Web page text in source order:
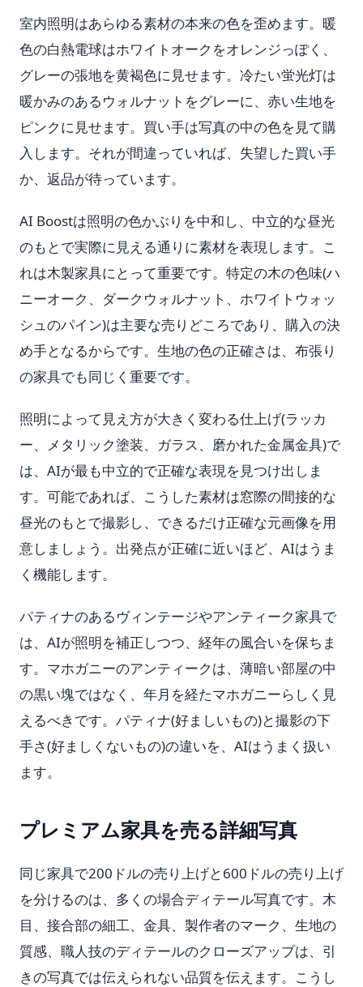
室内照明はあらゆる素材の本来の色を歪めます。暖
色の白熱電球はホワイトオークをオレンジっぽく、
グレーの張地を黄褐色に見せます。冷たい蛍光灯は
暖かみのあるウォルナットをグレーに、赤い生地を
ピンクに見せます。買い手は写真の中の色を見て購
入します。それが間違っていれば、失望した買い手
か、返品が待っています。
AI Boostは照明の色かぶりを中和し、中立的な昼光
のもとで実際に見える通りに素材を表現します。こ
れは木製家具にとって重要です。特定の木の色味(ハ
ニーオーク、ダークウォルナット、ホワイトウォッ
シュのパイン)は主要な売りどころであり、購入の決
め手となるからです。生地の色の正確さは、布張り
の家具でも同じく重要です。
照明によって見え方が大きく変わる仕上げ(ラッカ
ー、メタリック塗装、ガラス、磨かれた金属金具)で
は、AIが最も中立的で正確な表現を見つけ出しま
す。可能であれば、こうした素材は窓際の間接的な
昼光のもとで撮影し、できるだけ正確な元画像を用
意しましょう。出発点が正確に近いほど、AIはうま
く機能します。
パティナのあるヴィンテージやアンティーク家具で
は、AIが照明を補正しつつ、経年の風合いを保ちま
す。マホガニーのアンティークは、薄暗い部屋の中
の黒い塊ではなく、年月を経たマホガニーらしく見
えるべきです。パティナ(好ましいもの)と撮影の下
手さ(好ましくないもの)の違いを、AIはうまく扱い
ます。
プレミアム家具を売る詳細写真
同じ家具で200ドルの売り上げと600ドルの売り上げ
を分けるのは、多くの場合ディテール写真です。木
目、接合部の細工、金具、製作者のマーク、生地の
質感、職人技のディテールのクローズアップは、引
きの写真では伝えられない品質を伝えます。こうし